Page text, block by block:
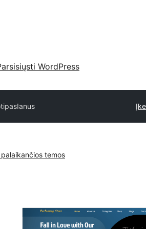
WordPress
Ianus
palaikančios temos